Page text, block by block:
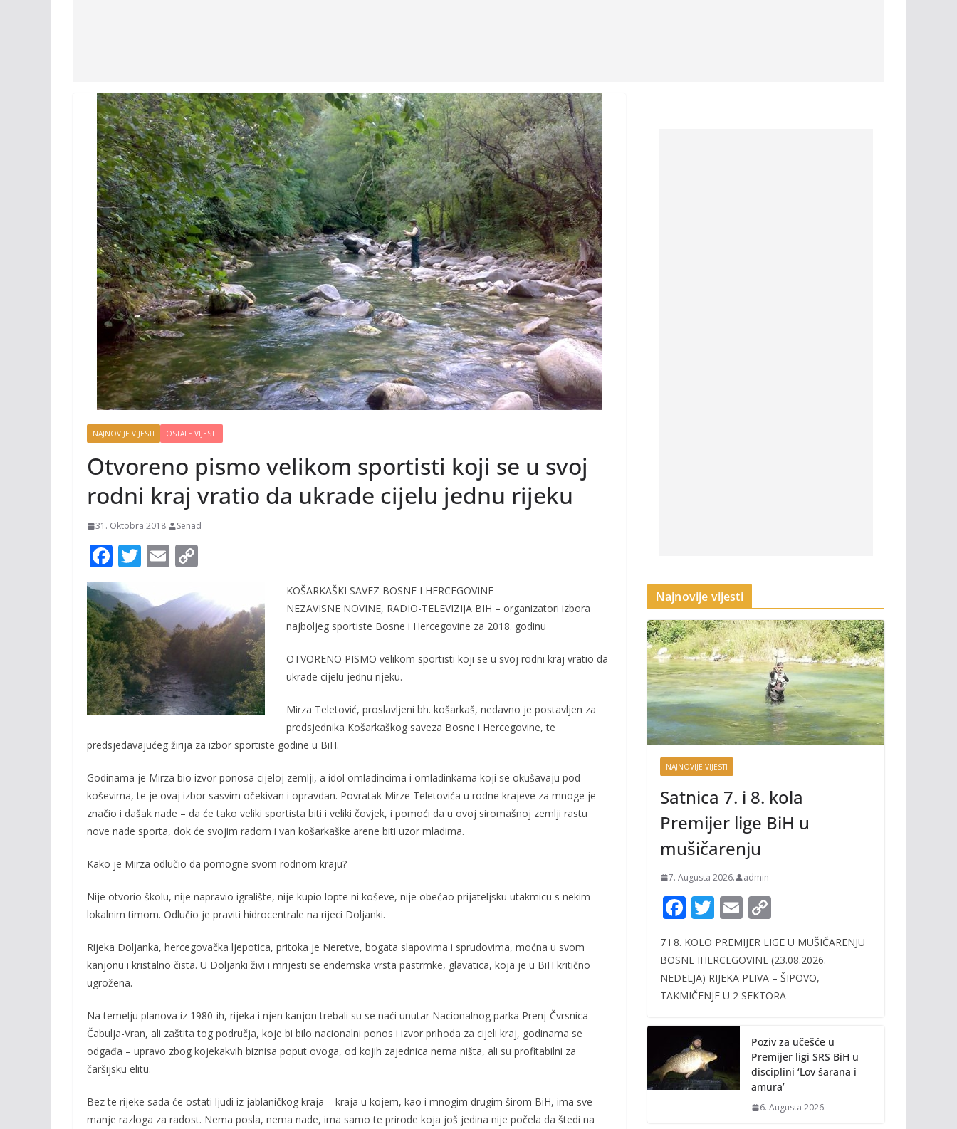
NAJNOVIJE VIJESTI OSTALE VIJESTI
Otvoreno pismo velikom sportisti koji se u svoj
rodni kraj vratio da ukrade cijelu jednu rijeku
31. Oktobra 2018. Senad
F
ac
e
b
o
o
k
T
itt
er
E
ai
l
p
y
Li
n
k
KOŠARKAŠKI SAVEZ BOSNE I HERCEGOVINE
NEZAVISNE NOVINE, RADIO-TELEVIZIJA BIH – organizatori izbora
najboljeg sportiste Bosne i Hercegovine za 2018. godinu
OTVORENO PISMO velikom sportisti koji se u svoj rodni kraj vratio da
ukrade cijelu jednu rijeku.
Mirza Teletović, proslavljeni bh. košarkaš, nedavno je postavljen za
predsjednika Košarkaškog saveza Bosne i Hercegovine, te
predsjedavajućeg žirija za izbor sportiste godine u BiH.
Godinama je Mirza bio izvor ponosa cijeloj zemlji, a idol omladincima i omladinkama koji se okušavaju pod
koševima, te je ovaj izbor sasvim očekivan i opravdan. Povratak Mirze Teletovića u rodne krajeve za mnoge je
značio i dašak nade – da će tako veliki sportista biti i veliki čovjek, i pomoći da u ovoj siromašnoj zemlji rastu
nove nade sporta, dok će svojim radom i van košarkaške arene biti uzor mladima.
Kako je Mirza odlučio da pomogne svom rodnom kraju?
Nije otvorio školu, nije napravio igralište, nije kupio lopte ni koševe, nije obećao prijateljsku utakmicu s nekim
lokalnim timom. Odlučio je praviti hidrocentrale na rijeci Doljanki.
Rijeka Doljanka, hercegovačka ljepotica, pritoka je Neretve, bogata slapovima i sprudovima, moćna u svom
kanjonu i kristalno čista. U Doljanki živi i mrijesti se endemska vrsta pastrmke, glavatica, koja je u BiH kritično
ugrožena.
Na temelju planova iz 1980-ih, rijeka i njen kanjon trebali su se naći unutar Nacionalnog parka Prenj-Čvrsnica-
Čabulja-Vran, ali zaštita tog područja, koje bi bilo nacionalni ponos i izvor prihoda za cijeli kraj, godinama se
odgađa – upravo zbog kojekakvih biznisa poput ovoga, od kojih zajednica nema ništa, ali su profitabilni za
čaršijsku elitu.
Bez te rijeke sada će ostati ljudi iz jablaničkog kraja – kraja u kojem, kao i mnogim drugim širom BiH, ima sve
manje razloga za radost. Nema posla, nema nade, ima samo te prirode koja još jedina nije počela da štedi na
Najnovije vijesti
NAJNOVIJE VIJESTI
Satnica 7. i 8. kola
Premijer lige BiH u
mušičarenju
7. Augusta 2026. admin
F
e
b
o
o
k
T
itt
er
E
ai
l
p
y
Li
k
7 i 8. KOLO PREMIJER LIGE U MUŠIČARENJU
BOSNE IHERCEGOVINE (23.08.2026.
NEDELJA) RIJEKA PLIVA – ŠIPOVO,
TAKMIČENJE U 2 SEKTORA
Poziv za učešće u
Premijer ligi SRS BiH u
disciplini ‘Lov šarana i
amura’
6. Augusta 2026.